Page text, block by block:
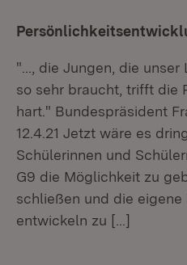
"..., die Jungen, die
so sehr braucht, trifft die
hart." Bundespräsident
12.4.21 Jetzt wäre es
Schülerinnen und
G9 die Möglichkeit zu
schließen und die
entwickeln zu […]